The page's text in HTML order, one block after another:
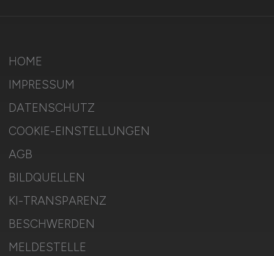
HOME
IMPRESSUM
DATENSCHUTZ
COOKIE-EINSTELLUNGEN
AGB
BILDQUELLEN
KI-TRANSPARENZ
BESCHWERDEN
MELDESTELLE